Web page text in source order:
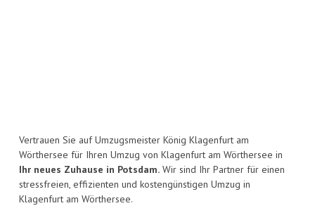
Vertrauen Sie auf Umzugsmeister König Klagenfurt am
Wörthersee für Ihren Umzug von Klagenfurt am Wörthersee in
Ihr neues Zuhause in Potsdam. Wir sind Ihr Partner für einen
stressfreien, effizienten und kostengünstigen Umzug in
Klagenfurt am Wörthersee.